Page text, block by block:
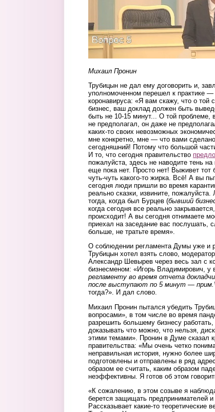
Михаил Пронин
Трубицын не дал ему договорить и,
уполномоченном перешел к практике
коронавируса: «Я вам скажу, что о той
бизнес, ваш доклад должен быть
быть не 10-15 минут... О той проблеме,
не предполагал, он даже не
каких-то своих невозможных
мне конкретно, мне — что вами
сегодняшний! Потому что большой
И то, что сегодня правительство
пожалуйста, здесь не наводите тень
еще пока нет. Просто нет! Выживет тот
чуть-чуть какого-то жирка. Всё! А вы
сегодня люди пришли во время
реально сказки, извините,
тогда, когда был Бурцев (бывший
когда сегодня все реально
происходит! А вы сегодня отнимаете
приехал на заседание вас послушать,
больше, не тратьте время».
О соблюдении регламента Думы уже и
Трубицын хотел взять слово,
Александр Шевырев через весь зал с
бизнесменом: «Игорь Владимирович, у
регламенту во время отчета
после выступают по 5 минут — прим.
тогда?». И дал слово.
Михаил Пронин пытался убедить
вопросами», в том числе во время
разрешить большему бизнесу
доказывать что можно, что нельзя,
этими темами». Пронин в Думе сказал
правительства: «Мы очень четко
неправильная история, нужно более
подготовлены и отправлены в ряд
образом ее считать, каким образом
неэффективны. Я готов об этом
«К сожалению, в этом созыве я
берется защищать предпринимателей
Рассказывает какие-то